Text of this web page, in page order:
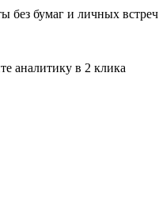
без бумаг и личных встреч
аналитику в 2 клика